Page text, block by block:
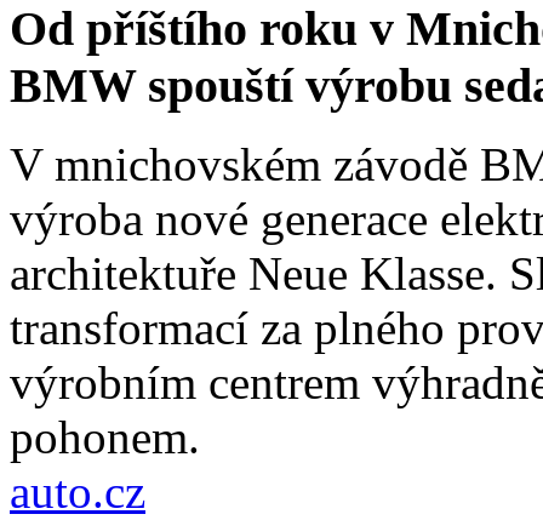
Od příštího roku v
BMW spouští výrobu
V mnichovském závodě
výroba nové generace
architektuře Neue Klasse.
transformací za plného
výrobním centrem
pohonem.
auto.cz